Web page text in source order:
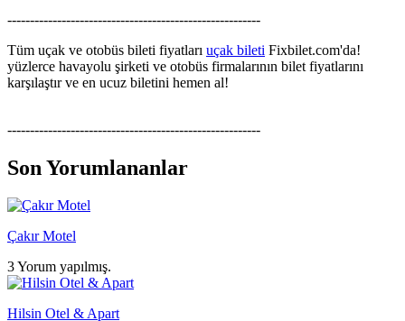
--------------------------------------------------------
Tüm uçak ve otobüs bileti fiyatları uçak bileti Fixbilet.com'da!
yüzlerce havayolu şirketi ve otobüs firmalarının bilet fiyatlarını
karşılaştır ve en ucuz biletini hemen al!
--------------------------------------------------------
Son Yorumlananlar
Çakır Motel
3 Yorum yapılmış.
Hilsin Otel & Apart